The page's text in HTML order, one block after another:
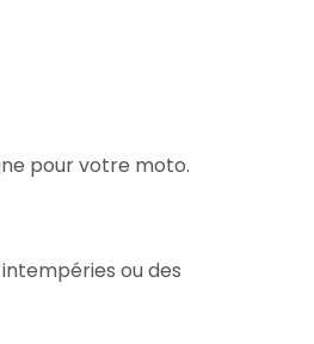
pour votre moto.
ou des